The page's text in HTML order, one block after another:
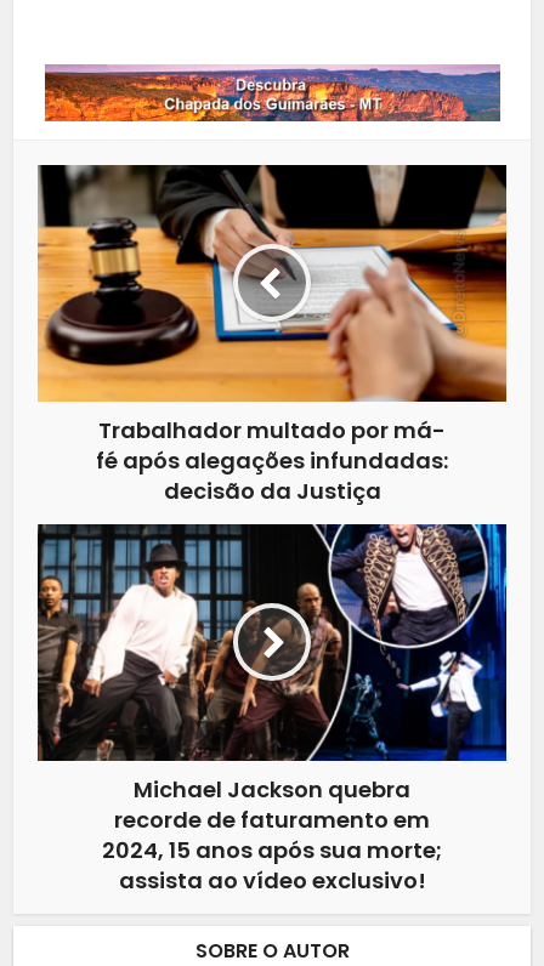
Trabalhador multado por má-
fé após alegações infundadas:
decisão da Justiça
Michael Jackson quebra
recorde de faturamento em
2024, 15 anos após sua morte;
assista ao vídeo exclusivo!
SOBRE O AUTOR